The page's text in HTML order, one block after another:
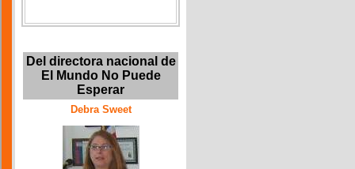
Del directora nacional de
El Mundo No Puede
Esperar
Debra Sweet